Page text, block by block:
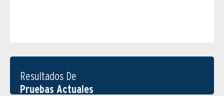
Resultados De
Pruebas Actuales